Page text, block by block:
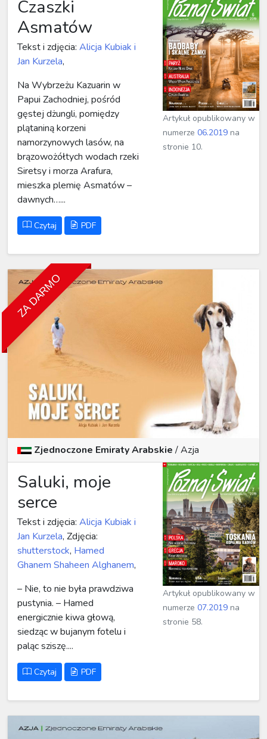
Czaszki
Asmatów
Tekst i zdjęcia: Alicja Kubiak i
Jan Kurzela,
Na Wybrzeżu Kazuarin w
Papui Zachodniej, pośród
gęstej dżungli, pomiędzy
plątaniną korzeni
namorzynowych lasów, na
brązowożółtych wodach rzeki
Siretsy i morza Arafura,
mieszka plemię Asmatów –
dawnych…...
Czytaj PDF
Artykuł opublikowany w
numerze06.2019 na
stronie 10.
ZA DARMO
Zjednoczone Emiraty Arabskie/ Azja
Saluki, moje
serce
Tekst i zdjęcia: Alicja Kubiak i
Jan Kurzela, Zdjęcia:
shutterstock, Hamed
Ghanem Shaheen Alghanem,
– Nie, to nie była prawdziwa
pustynia. – Hamed
energicznie kiwa głową,
siedząc w bujanym fotelu i
paląc sziszę....
Czytaj PDF
Artykuł opublikowany w
numerze07.2019 na
stronie 58.